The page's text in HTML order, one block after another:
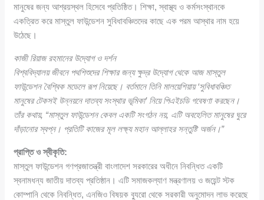
মানুষের জন্য আশ্রয়স্থল হিসেবে প্রতিষ্ঠিত। শিক্ষা, স্বাস্থ্য ও কর্মসংস্থানকে
একত্রিত করে মাস্তুল ফাউন্ডেশন সুবিধাবঞ্চিতদের কাছে এক পরম আস্থার নাম হয়ে
উঠেছে।
কাজী রিয়াজ রহমানের উদ্যোগ ও দর্শন
বিশ্ববিদ্যালয় জীবনে পথশিশুদের শিক্ষার জন্য ক্ষুদ্র উদ্যোগ থেকে আজ মাস্তুল
ফাউন্ডেশন বৈশ্বিক মডেলে রূপ নিয়েছে। বর্তমানে তিনি মালয়েশিয়ায় ‘সুবিধাবঞ্চিত
মানুষের টেকসই উন্নয়নে দাতব্য সংস্থার ভূমিকা’ নিয়ে পিএইচডি গবেষণা করছেন।
তাঁর কথায়, “মাস্তুল ফাউন্ডেশন কেবল একটি সংগঠন নয়, এটি অবহেলিত মানুষের ঘুরে
দাঁড়ানোর স্বপ্ন। প্রতিটি কাজের মূল লক্ষ্য মহান আল্লাহর সন্তুষ্টি অর্জন।”
প্রাপ্তি ও স্বীকৃতি:
মাস্তুল ফাউন্ডেশন গণপ্রজাতন্ত্রী বাংলাদেশ সরকারের অধীনে নিবন্ধিত একটি
স্বনামধন্য জাতীয় দাতব্য প্রতিষ্ঠান। এটি সমাজকল্যাণ মন্ত্রণালয় ও জয়েন্ট স্টক
কোম্পানি থেকে নিবন্ধিত, এনজিও বিষয়ক ব্যুরো থেকে সরকারী অনুমোদন লাভ করেছে